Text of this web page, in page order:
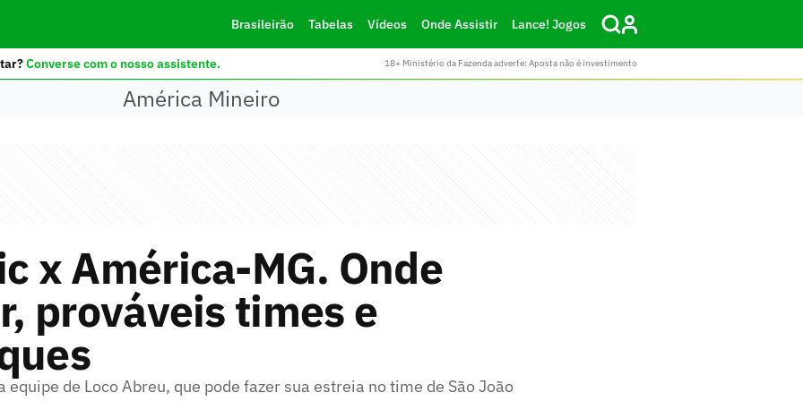
Brasileirão Tabelas Vídeos Onde Assistir Lance! Jogos
Converse com o nosso assistente. 18+ Ministério da Fazenda adverte: Aposta não é investimento
América Mineiro
x América-MG. Onde
prováveis times e
equipe de Loco Abreu, que pode fazer sua estreia no time de São João